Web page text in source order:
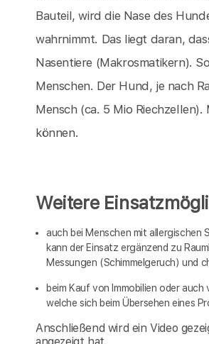
Bauteil, wird die Nase des
wahrnimmt. Das liegt daran,
Nasentiere (Makrosmatikern).
Menschen. Der Hund, je nach
Mensch (ca. 5 Mio
können.
Weitere
auch bei Menschen mit allergischen
kann der Einsatz ergänzend zu
Messungen (Schimmelgeruch) und
beim Kauf von Immobilien oder
welche sich beim Übersehen eines
Anschließend wird ein Video